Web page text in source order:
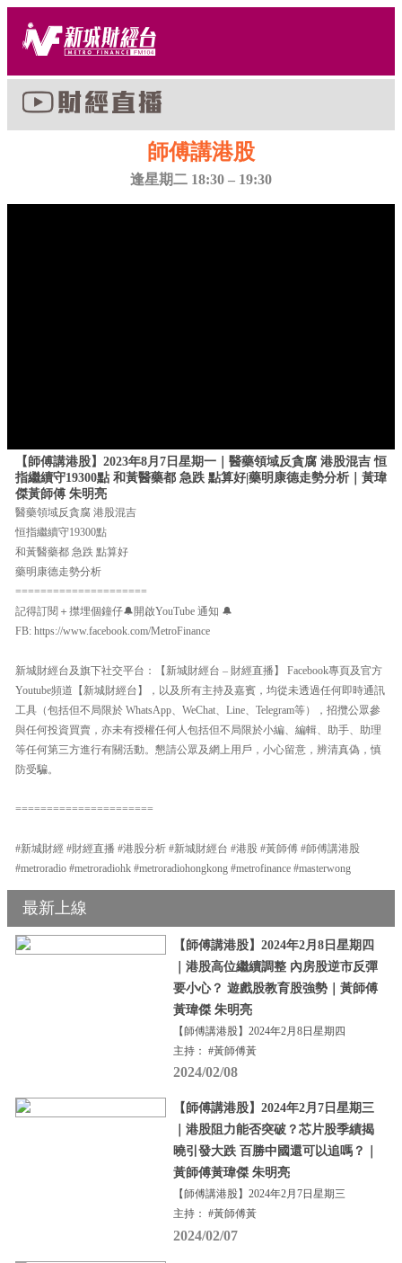
師傅講港股
逢星期二 18:30 – 19:30
【師傅講港股】2023年8月7日星期一｜醫藥領域反貪腐 港股混吉 恒
指繼續守19300點 和黃醫藥都 急跌 點算好|藥明康德走勢分析｜黃瑋
傑黃師傅 朱明亮
醫藥領域反貪腐 港股混吉
恒指繼續守19300點
和黃醫藥都 急跌 點算好
藥明康德走勢分析
=====================
記得訂閱＋㩒埋個鐘仔🔔開啟YouTube 通知 🔔
FB: https://www.facebook.com/MetroFinance
新城財經台及旗下社交平台：【新城財經台 – 財經直播】 Facebook專頁及官方
Youtube頻道【新城財經台】，以及所有主持及嘉賓，均從未透過任何即時通訊
工具（包括但不局限於 WhatsApp、WeChat、Line、Telegram等），招攬公眾參
與任何投資買賣，亦未有授權任何人包括但不局限於小編、編輯、助手、助理
等任何第三方進行有關活動。懇請公眾及網上用戶，小心留意，辨清真偽，慎
防受騙。
======================
#新城財經 #財經直播 #港股分析 #新城財經台 #港股 #黃師傅 #師傅講港股
#metroradio #metroradiohk #metroradiohongkong #metrofinance #masterwong
最新上線
【師傅講港股】2024年2月8日星期四
｜港股高位繼續調整 內房股逆市反彈
要小心？ 遊戲股教育股強勢｜黃師傅
黃瑋傑 朱明亮
【師傅講港股】2024年2月8日星期四
主持： #黃師傅黃
2024/02/08
【師傅講港股】2024年2月7日星期三
｜港股阻力能否突破？芯片股季績揭
曉引發大跌 百勝中國還可以追嗎？｜
黃師傅黃瑋傑 朱明亮
【師傅講港股】2024年2月7日星期三
主持： #黃師傅黃
2024/02/07